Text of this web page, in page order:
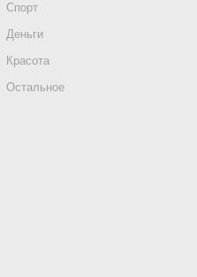
Спорт
Деньги
Красота
Остальное